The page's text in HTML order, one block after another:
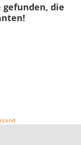
die